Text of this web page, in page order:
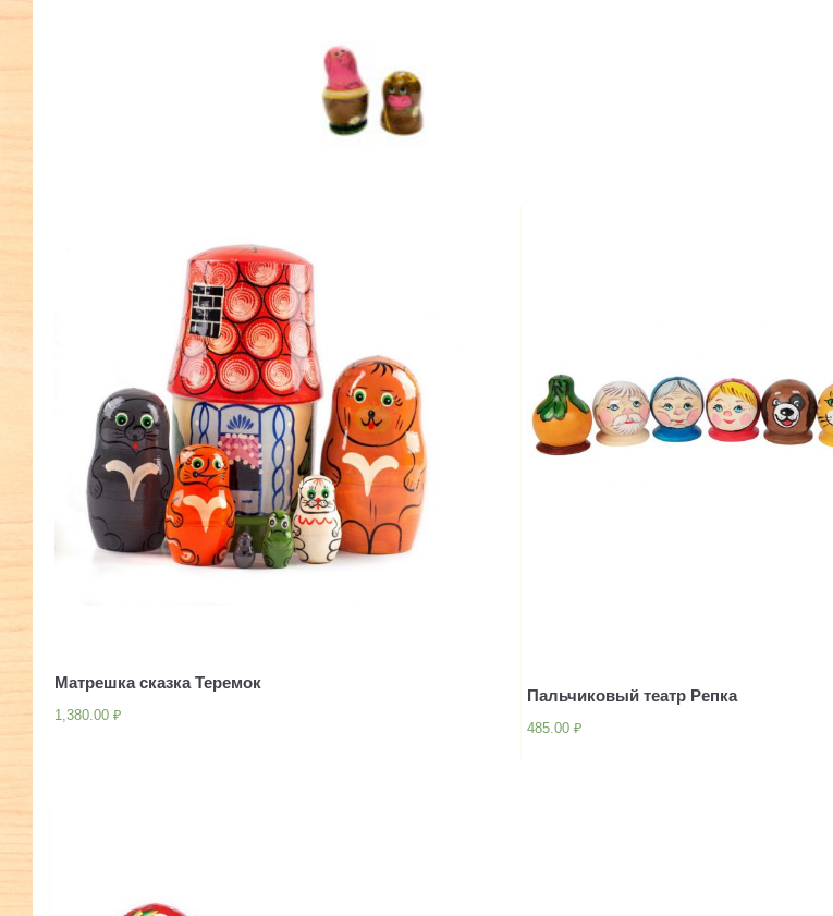
Матрешка сказка Теремок
1,380.00 ₽
Пальчиковый театр Репка
485.00₽